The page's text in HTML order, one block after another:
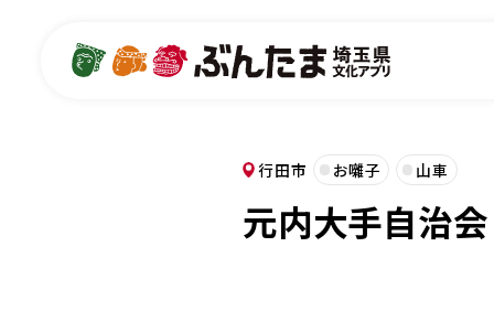
行田市 お囃子 山車
元内大手自治会